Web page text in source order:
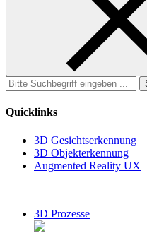
Search
for:
Quicklinks
3D Gesichtserkennung
3D Objekterkennung
Augmented Reality UX
3D Prozesse